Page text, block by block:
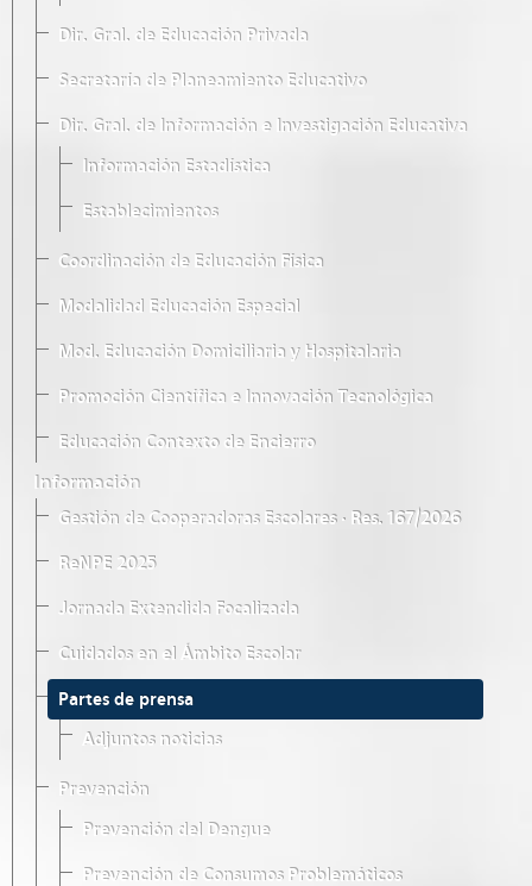
Dir. Gral. de Educación Privada
Secretaría de Planeamiento Educativo
Dir. Gral. de Información e Investigación Educativa
Información Estadística
Establecimientos
Coordinación de Educación Física
Modalidad Educación Especial
Mod. Educación Domiciliaria y Hospitalaria
Promoción Científica e Innovación Tecnológica
Educación Contexto de Encierro
Información
Gestión de Cooperadoras Escolares · Res. 167/2026
ReNPE 2025
Jornada Extendida Focalizada
Cuidados en el Ámbito Escolar
Partes de prensa
Adjuntos noticias
Prevención
Prevención del Dengue
Prevención de Consumos Problemáticos